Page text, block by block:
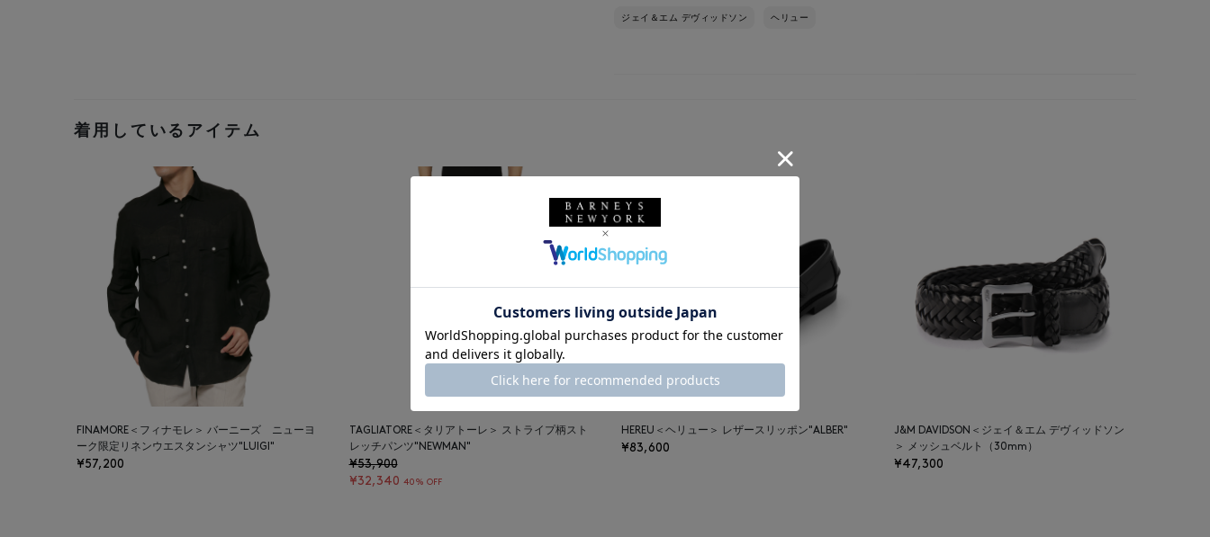
ジェイ＆エム デヴィッドソン ヘリュー
着用しているアイテム
FINAMORE＜フィナモレ＞ バーニーズ ニューヨ
ーク限定リネンウエスタンシャツ"LUIGI"
¥57,200
TAGLIATORE＜タリアトーレ＞ ストライプ柄スト
レッチパンツ"NEWMAN"
¥53,900
¥32,340 40% OFF
HEREU＜ヘリュー＞ レザースリッポン"ALBER"
¥83,600
J&M DAVIDSON＜ジェイ＆エム デヴィッドソン
＞ メッシュベルト（30mm）
¥47,300